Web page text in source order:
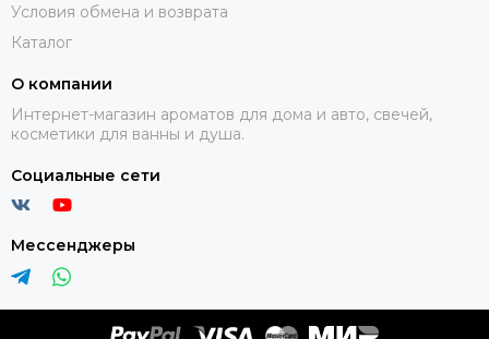
Условия обмена и возврата
Каталог
О компании
Интернет-магазин ароматов для дома и авто, свечей,
косметики для ванны и душа.
Социальные сети
Мессенджеры